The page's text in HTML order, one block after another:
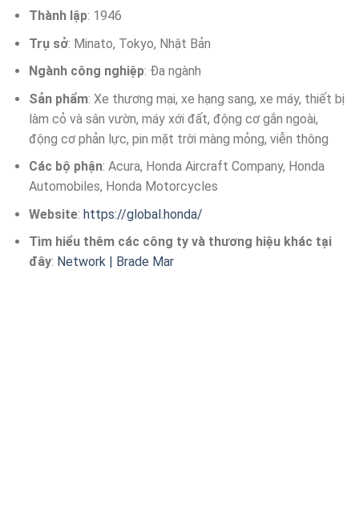
Thành lập: 1946
Trụ sở: Minato, Tokyo, Nhật Bản
Ngành công nghiệp: Đa ngành
Sản phẩm: Xe thương mại, xe hạng sang, xe máy, thiết bị
làm cỏ và sân vườn, máy xới đất, động cơ gắn ngoài,
động cơ phản lực, pin mặt trời màng mỏng, viễn thông
Các bộ phận: Acura, Honda Aircraft Company, Honda
Automobiles, Honda Motorcycles
Website: https://global.honda/
Tìm hiểu thêm các công ty và thương hiệu khác tại
đây: Network | Brade Mar